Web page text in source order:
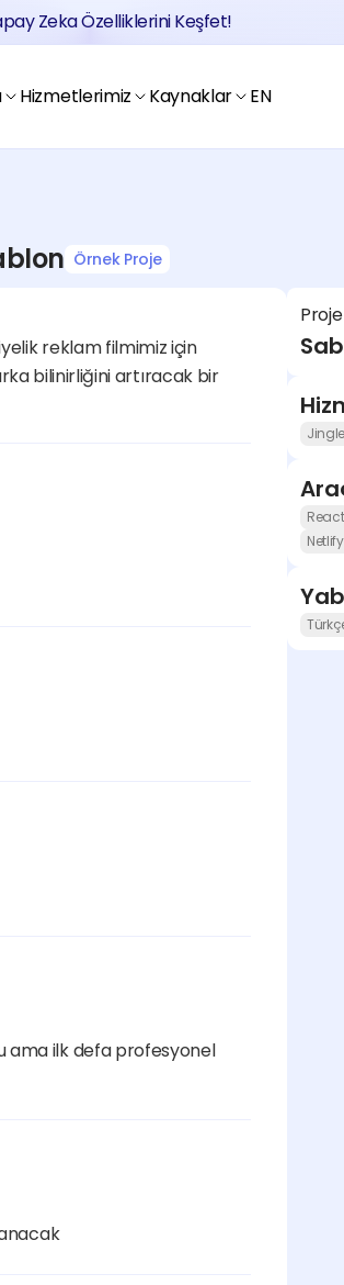
Zeka Özelliklerini Keşfet!
Hizmetlerimiz Kaynaklar EN
Kaydol
Örnek Proje
reklam filmimiz için
bilinirliğini artıracak bir
ama ilk defa profesyonel
React
Netlify